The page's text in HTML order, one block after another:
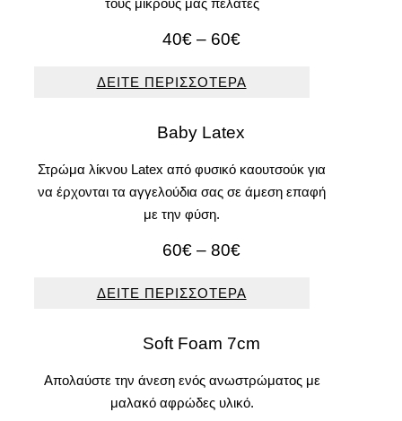
τους μικρούς μας πελάτες
40€ – 60€Price
40€
ΔΕΙΤΕ ΠΕΡΙΣΣΟΤΕΡΑ
Baby Latex
Στρώμα λίκνου Latex από φυσικό καουτσούκ για
να έρχονται τα αγγελούδια σας σε άμεση επαφή
με την φύση.
60€ – 80€Price
60€
ΔΕΙΤΕ ΠΕΡΙΣΣΟΤΕΡΑ
Soft Foam 7cm
Απολαύστε την άνεση ενός ανωστρώματος με
μαλακό αφρώδες υλικό.